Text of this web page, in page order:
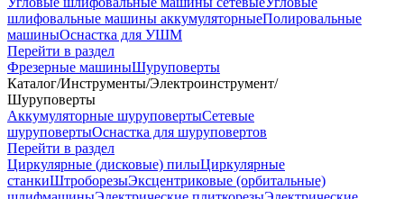
шлифовальные машины аккумуляторныеПолировальные
машиныОснастка для УШМ
Перейти в раздел
Фрезерные машиныШуруповерты
Каталог/Инструменты/Электроинструмент/
Шуруповерты
Аккумуляторные шуруповертыСетевые
шуруповертыОснастка для шуруповертов
Перейти в раздел
Циркулярные (дисковые) пилыЦиркулярные
станкиШтроборезыЭксцентриковые (орбитальные)